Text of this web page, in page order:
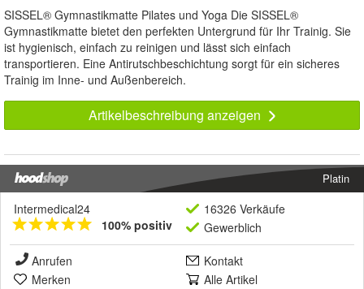
SISSEL® Gymnastikmatte Pilates und Yoga Die SISSEL®
Gymnastikmatte bietet den perfekten Untergrund für Ihr Trainig. Sie
ist hygienisch, einfach zu reinigen und lässt sich einfach
transportieren. Eine Antirutschbeschichtung sorgt für ein sicheres
Trainig im Inne- und Außenbereich.
Artikelbeschreibung anzeigen
Platin
Intermedical24
100% positiv
16326 Verkäufe
Gewerblich
Anrufen
Kontakt
Merken
Alle Artikel